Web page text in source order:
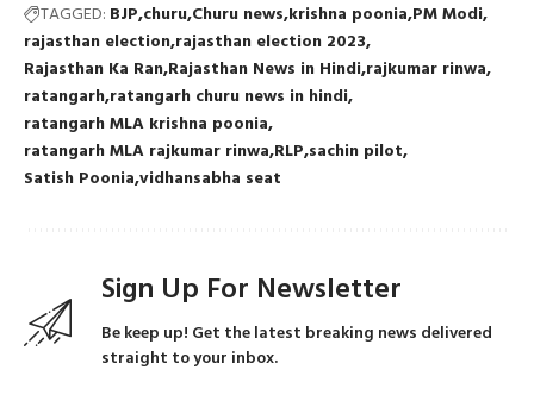
TAGGED: BJP churu Churu news krishna poonia PM Modi
rajasthan election rajasthan election 2023
Rajasthan Ka Ran Rajasthan News in Hindi rajkumar rinwa
ratangarh ratangarh churu news in hindi
ratangarh MLA krishna poonia
ratangarh MLA rajkumar rinwa RLP sachin pilot
Satish Poonia vidhansabha seat
Sign Up For Newsletter
Be keep up! Get the latest breaking news delivered
straight to your inbox.